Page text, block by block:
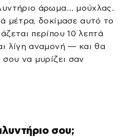
άρωμα… μούχλας.
μέτρα, δοκίμασε αυτό το
περίπου 10 λεπτά
λίγη αναμονή — και θα
σου να μυρίζει σαν
σου;